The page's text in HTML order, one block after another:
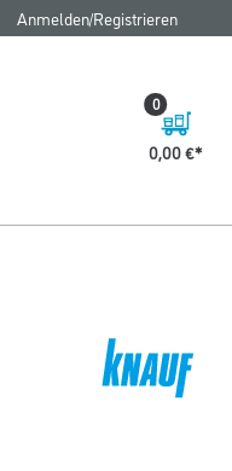
Anmelden/Registrieren
0,00 €
0